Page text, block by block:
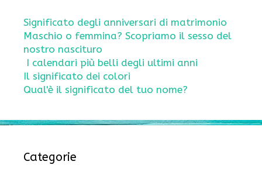
Significato degli anniversari di matrimonio
Maschio o femmina? Scopriamo il sesso del
nostro nascituro
I calendari più belli degli ultimi anni
Il significato dei colori
Qual'è il significato del tuo nome?
Categorie